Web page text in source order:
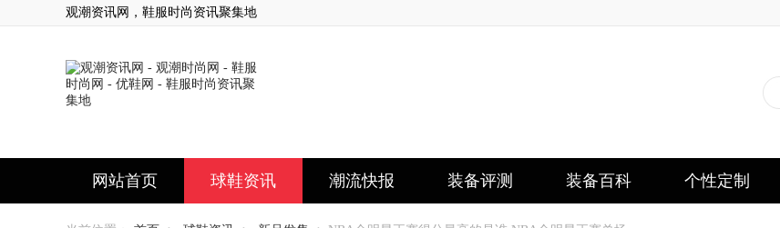
观潮资讯网，鞋服时尚资讯聚集地
网站首页 球鞋资讯 潮流快报 装备评测 装备百科 个性定制